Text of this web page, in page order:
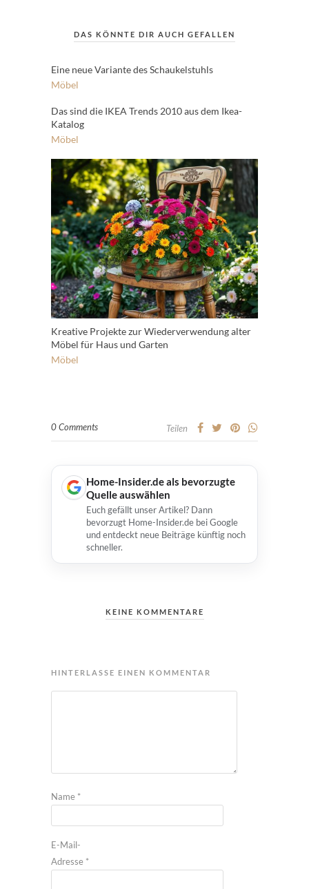
DAS KÖNNTE DIR AUCH GEFALLEN
Eine neue Variante des Schaukelstuhls
Möbel
Das sind die IKEA Trends 2010 aus dem Ikea-
Katalog
Möbel
Kreative Projekte zur Wiederverwendung alter
Möbel für Haus und Garten
Möbel
0 Comments Teilen
Home-Insider.de als bevorzugte
Quelle auswählen
Euch gefällt unser Artikel? Dann
bevorzugt Home-Insider.de bei Google
und entdeckt neue Beiträge künftig noch
schneller.
KEINE KOMMENTARE
HINTERLASSE EINEN KOMMENTAR
Name *
E-Mail-
Adresse *